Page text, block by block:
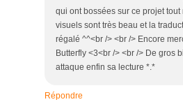
qui ont bossées sur ce projet
visuels sont très beau et la
régalé ^^<br /> <br /> Encore
Butterfly <3<br /> <br /> De gros
attaque enfin sa lecture *.*
Répondre